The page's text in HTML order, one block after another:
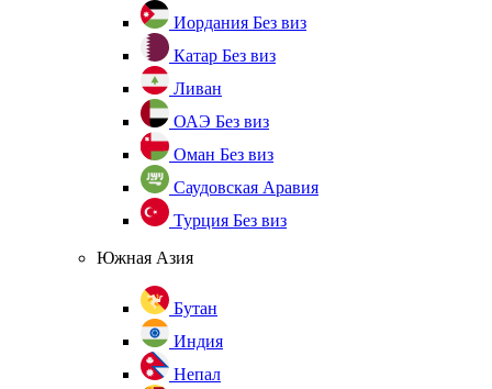
Иордания Без виз
Катар Без виз
Ливан
ОАЭ Без виз
Оман Без виз
Саудовская Аравия
Турция Без виз
Южная Азия
Бутан
Индия
Непал